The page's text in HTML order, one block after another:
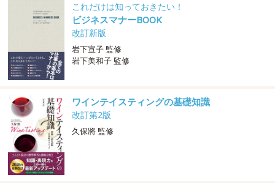
これだけは知っておきたい！
ビジネスマナーBOOK
改訂新版
岩下宣子 監修
岩下美和子 監修
ワインテイスティングの基礎知識
改訂第2版
久保將 監修